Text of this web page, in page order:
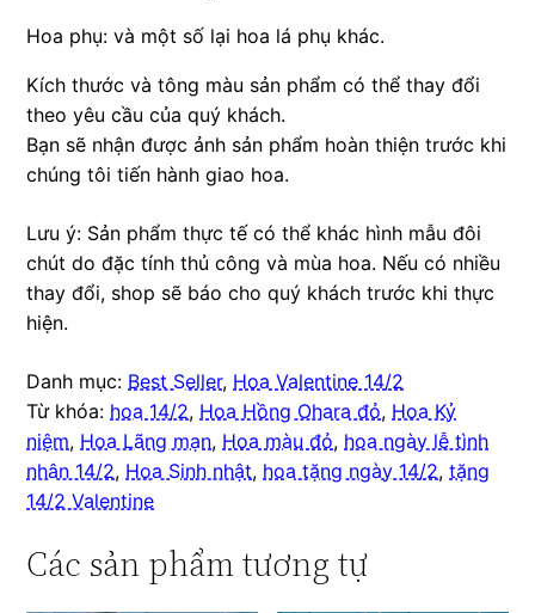
Hoa phụ: và một số lại hoa lá phụ khác.
Kích thước và tông màu sản phẩm có thể thay đổi
theo yêu cầu của quý khách.
Bạn sẽ nhận được ảnh sản phẩm hoàn thiện trước khi
chúng tôi tiến hành giao hoa.
Lưu ý: Sản phẩm thực tế có thể khác hình mẫu đôi
chút do đặc tính thủ công và mùa hoa. Nếu có nhiều
thay đổi, shop sẽ báo cho quý khách trước khi thực
hiện.
Danh mục: Best Seller, Hoa Valentine 14/2
Từ khóa: hoa 14/2, Hoa Hồng Ohara đỏ, Hoa Kỷ
niệm, Hoa Lãng mạn, Hoa màu đỏ, hoa ngày lễ tình
nhân 14/2, Hoa Sinh nhật, hoa tặng ngày 14/2,tặng
14/2 Valentine
Các sản phẩm tương tự